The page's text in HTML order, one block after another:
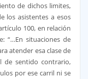
de dichos limites,
los asistentes a esos
100, en relación
“…En situaciones de
atender esa clase de
de sentido contrario,
por ese carril ni se